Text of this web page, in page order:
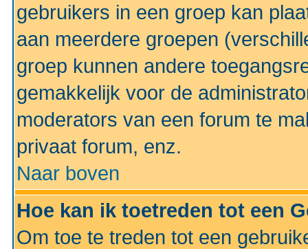
gebruikers in een groep kan
aan meerdere groepen
groep kunnen andere
gemakkelijk voor de
moderators van een forum te
privaat forum, enz.
Naar boven
Hoe kan ik toetreden tot een
Om toe te treden tot een